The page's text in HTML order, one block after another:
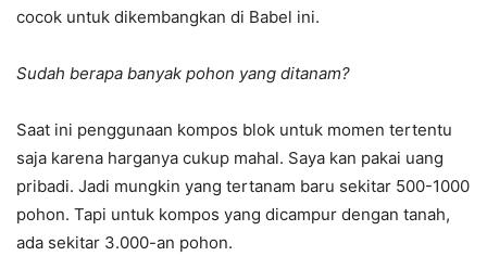
cocok untuk dikembangkan di Babel ini.
Sudah berapa banyak pohon yang ditanam?
Saat ini penggunaan kompos blok untuk momen tertentu
saja karena harganya cukup mahal. Saya kan pakai uang
pribadi. Jadi mungkin yang tertanam baru sekitar 500-1000
pohon. Tapi untuk kompos yang dicampur dengan tanah,
ada sekitar 3.000-an pohon.